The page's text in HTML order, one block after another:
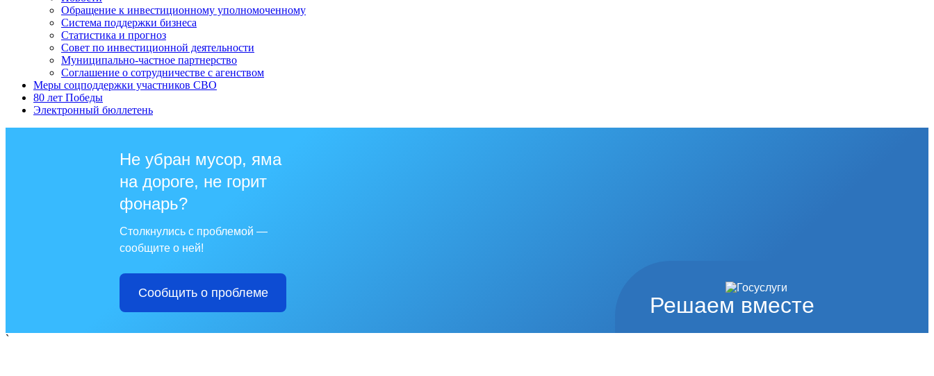
Обращение к инвестиционному уполномоченному
Система поддержки бизнеса
Статистика и прогноз
Совет по инвестиционной деятельности
Муниципально-частное партнерство
Соглашение о сотрудничестве с агенством
Меры соцподдержки участников СВО
80 лет Победы
Электронный бюллетень
Решаем вместе
Не убран мусор, яма
на дороге, не горит
фонарь?
Столкнулись с проблемой —
сообщите о ней!
Сообщить о проблеме
`